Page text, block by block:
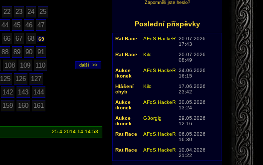
22 23 24
25
44 45 46
47
66 67 68 69
88 89 90
91
108 109
110
125 126
127
142 143
144
159 160
161
25.4.2014 14:14:53
Zapomněli jste heslo?
Poslední příspěvky
Rat Race AFoS.HackeR 20.07.2026
17:43
Rat Race
Kilo
20.07.2026
08:49
Aukce
ikonek
AFoS.HackeR 24.06.2026
16:15
Hlášení
chyb
Kilo
17.06.2026
23:42
Aukce
ikonek
AFoS.HackeR 30.05.2026
13:24
Aukce
ikonek
G3orgig
29.05.2026
12:16
Rat Race
AFoS.HackeR 06.05.2026
16:30
Rat Race
AFoS.HackeR
10.04.2026
21:22